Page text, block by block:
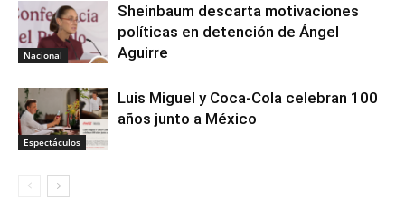
Nacional
Sheinbaum descarta motivaciones
políticas en detención de Ángel
Aguirre
Espectáculos
Luis Miguel y Coca-Cola celebran 100
años junto a México